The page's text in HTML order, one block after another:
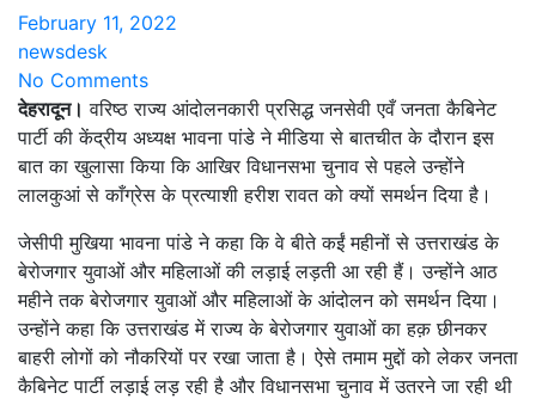
February 11, 2022
newsdesk
No Comments
देहरादून। वरिष्ठ राज्य आंदोलनकारी प्रसिद्ध जनसेवी एवँ जनता कैबिनेट
पार्टी की केंद्रीय अध्यक्ष भावना पांडे ने मीडिया से बातचीत के दौरान इस
बात का खुलासा किया कि आखिर विधानसभा चुनाव से पहले उन्होंने
लालकुआं से काँग्रेस के प्रत्याशी हरीश रावत को क्यों समर्थन दिया है।
जेसीपी मुखिया भावना पांडे ने कहा कि वे बीते कईं महीनों से उत्तराखंड के
बेरोजगार युवाओं और महिलाओं की लड़ाई लड़ती आ रही हैं। उन्होंने आठ
महीने तक बेरोजगार युवाओं और महिलाओं के आंदोलन को समर्थन दिया।
उन्होंने कहा कि उत्तराखंड में राज्य के बेरोजगार युवाओं का हक़ छीनकर
बाहरी लोगों को नौकरियों पर रखा जाता है। ऐसे तमाम मुद्दों को लेकर जनता
कैबिनेट पार्टी लड़ाई लड़ रही है और विधानसभा चुनाव में उतरने जा रही थी